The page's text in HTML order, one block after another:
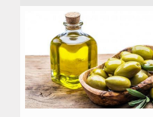
Agenda
PPDB